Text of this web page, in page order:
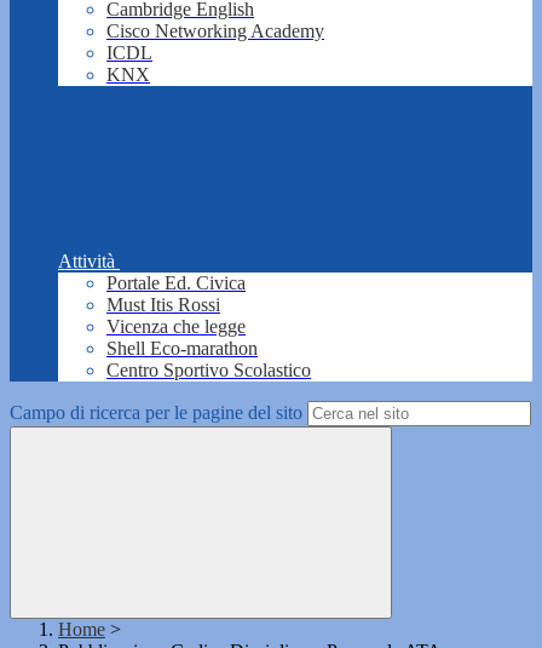
Cambridge English
Cisco Networking Academy
ICDL
KNX
Attività
Portale Ed. Civica
Must Itis Rossi
Vicenza che legge
Shell Eco-marathon
Centro Sportivo Scolastico
Campo di ricerca per le pagine del sito
Home >